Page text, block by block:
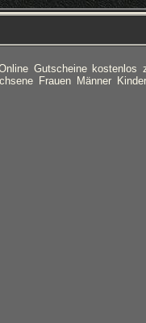
Gutscheine kostenlos
Frauen Männer